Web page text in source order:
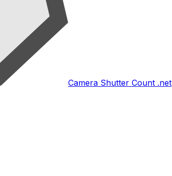
Camera Shutter Count .net